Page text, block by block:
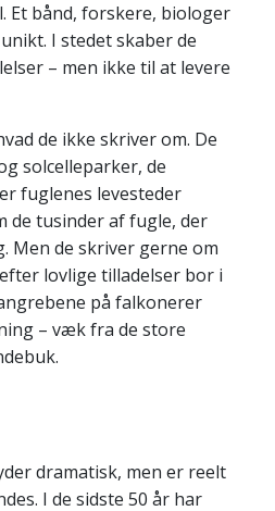
Et bånd, forskere, biologer
I stedet skaber de
– men ikke til at levere
de ikke skriver om. De
solcelleparker, de
fuglenes levesteder
de tusinder af fugle, der
Men de skriver gerne om
lovlige tilladelser bor i
på falkonerer
– væk fra de store
dramatisk, men er reelt
I de sidste 50 år har